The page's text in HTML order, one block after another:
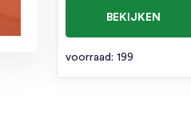
BEKIJKEN
voorraad: 199